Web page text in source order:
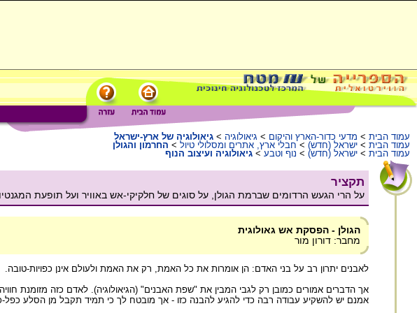
עמוד הבית > מדעי כדור-הארץ והיקום > גיאולוגיה > גיאולוגיה של ארץ-ישראל
עמוד הבית > ישראל (חדש) > חבלי ארץ, אתרים ומסלולי טיול > החרמון והגולן
עמוד הבית > ישראל (חדש) > נוף וטבע > גיאולוגיה ועיצוב הנוף
תקציר
על הרי הגעש הרדומים שברמת הגולן, על סוגים של חלקיקי-אש באוויר ועל תופעת
הגולן - הפסקת אש גאולוגית
מחבר: דורון מור
לאבנים יתרון רב על בני האדם: הן אומרות את כל האמת, רק את האמת ולעולם אינן כפויות-טובה.
אך הדברים אמורים כמובן רק לגבי המבין את "שפת האבנים" (הגיאולוגיה). לאדם כזה מזומנת
אמנם יש להשקיע עבודה רבה כדי להגיע להבנה כזו - אך מובטח לך כי תמיד תקבל מן הסלע